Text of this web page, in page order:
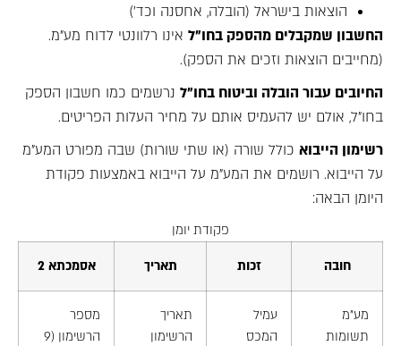
הוצאות בישראל (הובלה, אחסנה וכד')
החשבון שמקבלים מהספק בחו"ל אינו רלוונטי לדוח מע"מ.
(מחייבים הוצאות וזכים את הספק).
החיובים עבור הובלה וביטוח בחו"ל נרשמים כמו חשבון הספק
בחו"ל, אולם יש להעמיס אותם על מחיר העלות הפריטים.
רשימון הייבוא כולל שורה (או שתי שורות) שבה מפורט המע"מ
על הייבוא. רושמים את המע"מ על הייבוא באמצעות פקודת
היומן הבאה:
פקודת יומן
חובה זכות תאריך אסמכתא 2
מע"מ
תשומות
עמיל
המכס
תאריך
הרשימון
מספר
הרשימון (9